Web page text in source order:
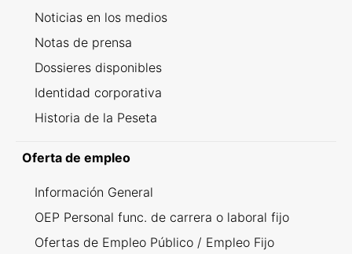
Noticias en los medios
Notas de prensa
Dossieres disponibles
Identidad corporativa
Historia de la Peseta
Oferta de empleo
Información General
OEP Personal func. de carrera o laboral fijo
Ofertas de Empleo Público / Empleo Fijo